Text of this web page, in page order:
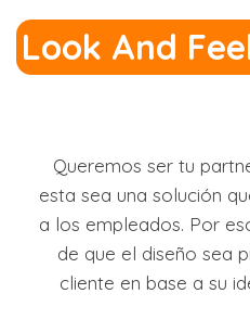
Look And
Queremos ser tu
esta sea una solución
a los empleados. Por
de que el diseño sea
cliente en base a su